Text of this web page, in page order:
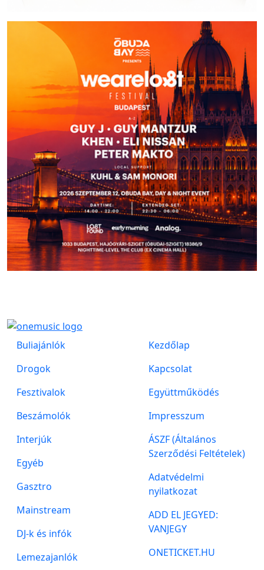
Buliajánlók
Drogok
Fesztivalok
Beszámolók
Interjúk
Egyéb
Gasztro
Mainstream
DJ-k és infók
Lemezajanlók
Kezdőlap
Kapcsolat
Együttműködés
Impresszum
ÁSZF (Általános
Szerződési Feltételek)
Adatvédelmi
nyilatkozat
ADD EL JEGYED:
VANJEGY
ONETICKET.HU